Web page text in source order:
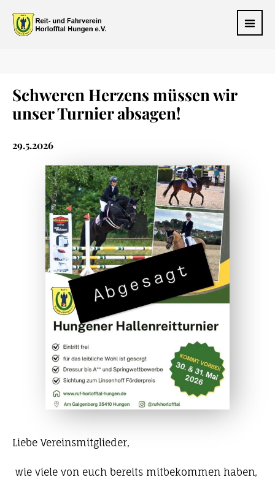
Schweren Herzens müssen wir
unser Turnier absagen!
29.5.2026
Liebe Vereinsmitglieder,
wie viele von euch bereits mitbekommen haben,